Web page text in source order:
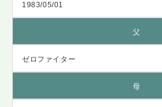
1983/05/01
父
ゼロファイター
母